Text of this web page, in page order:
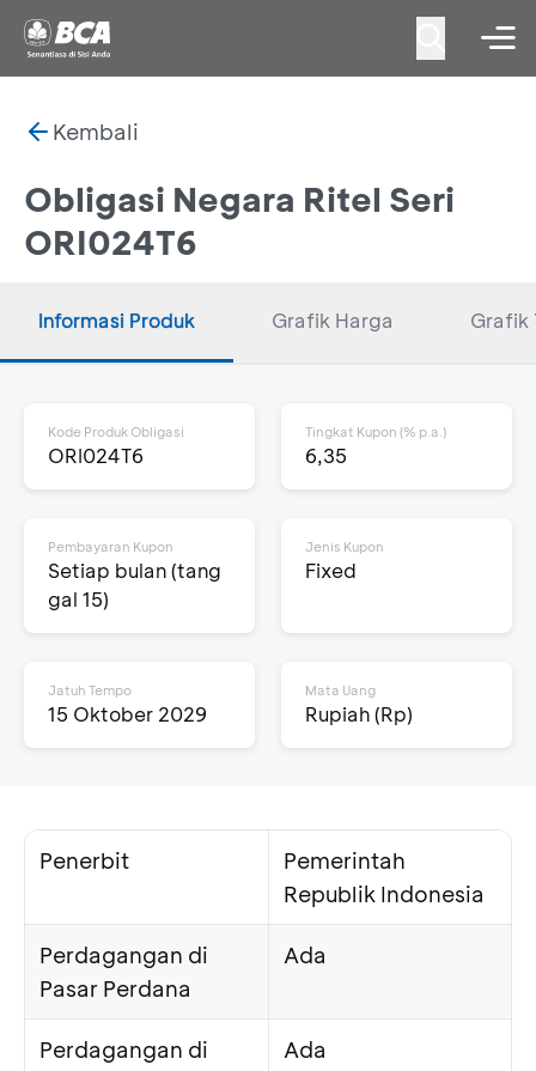
Kembali
Obligasi Negara Ritel Seri
ORI024T6
Informasi Produk Grafik Harga Grafik
Kode Produk Obligasi
ORI024T6
Tingkat Kupon (% p.a.)
6,35
Pembayaran Kupon
Setiap bulan (tang
gal 15)
Jenis Kupon
Fixed
Jatuh Tempo
15 Oktober 2029
Mata Uang
Rupiah (Rp)
Penerbit
Pemerintah
Republik Indonesia
Perdagangan di
Pasar Perdana
Ada
Perdagangan di
Ada